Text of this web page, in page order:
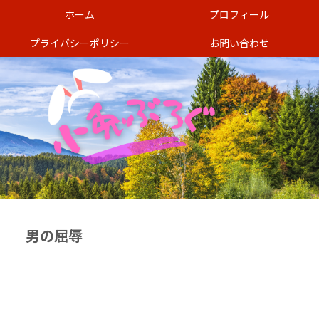
ホーム
プロフィール
プライバシーポリシー
お問い合わせ
男の屈辱